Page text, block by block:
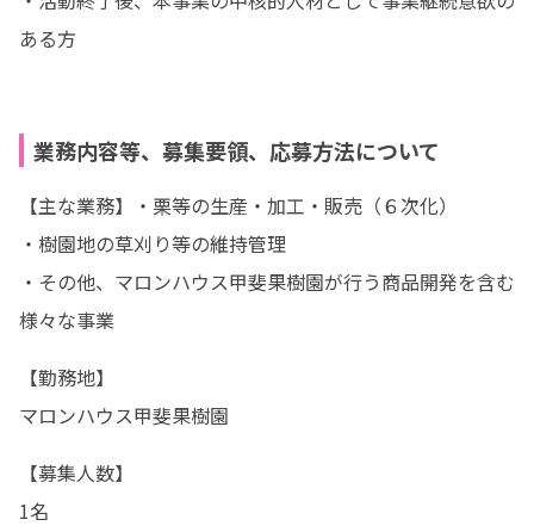
ある方
業務内容等、募集要領、応募方法について
【主な業務】・栗等の生産・加工・販売（６次化）
・樹園地の草刈り等の維持管理
・その他、マロンハウス甲斐果樹園が行う商品開発を含む
様々な事業
【勤務地】
マロンハウス甲斐果樹園
【募集人数】
1名